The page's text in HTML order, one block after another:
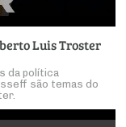
Luis Troster
da política
são temas do